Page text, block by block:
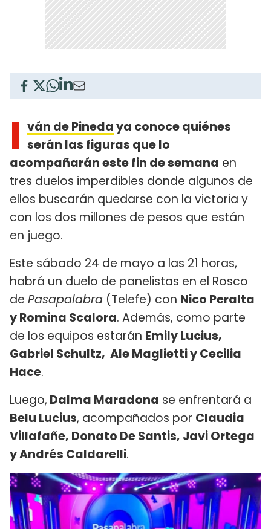
I ván de Pinedaya conoce quiénes
serán las figuras que lo
acompañarán este fin de semana en
tres duelos imperdibles donde algunos de
ellos buscarán quedarse con la victoria y
con los dos millones de pesos que están
en juego.
Este sábado 24 de mayo a las 21 horas,
habrá un duelo de panelistas en el Rosco
de Pasapalabra (Telefe) con Nico Peralta
y Romina Scalora. Además, como parte
de los equipos estarán Emily Lucius,
Gabriel Schultz, Ale Maglietti y Cecilia
Hace.
Luego, Dalma Maradona se enfrentará a
Belu Lucius, acompañados por Claudia
Villafañe, Donato De Santis, Javi Ortega
y Andrés Caldarelli.